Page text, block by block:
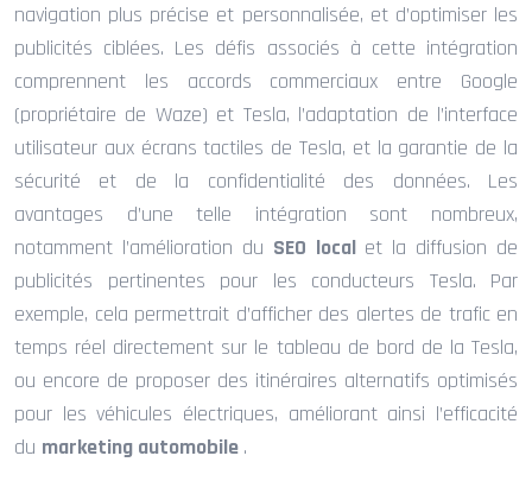
navigation plus précise et personnalisée, et d’optimiser les
publicités ciblées. Les défis associés à cette intégration
comprennent les accords commerciaux entre Google
(propriétaire de Waze) et Tesla, l’adaptation de l’interface
utilisateur aux écrans tactiles de Tesla, et la garantie de la
sécurité et de la confidentialité des données. Les
avantages d’une telle intégration sont nombreux,
notamment l’amélioration du SEO local et la diffusion de
publicités pertinentes pour les conducteurs Tesla. Par
exemple, cela permettrait d’afficher des alertes de trafic en
temps réel directement sur le tableau de bord de la Tesla,
ou encore de proposer des itinéraires alternatifs optimisés
pour les véhicules électriques, améliorant ainsi l’efficacité
du marketing automobile .